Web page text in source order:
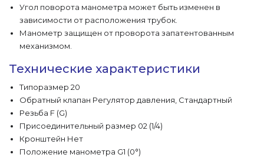
Угол поворота манометра может быть изменен в
зависимости от расположения трубок.
Манометр защищен от проворота запатентованным
механизмом.
Технические характеристики
Типоразмер 20
Обратный клапан Регулятор давления, Стандартный
Резьба F (G)
Присоединительный размер 02 (1/4)
Кронштейн Нет
Положение манометра G1 (0°)